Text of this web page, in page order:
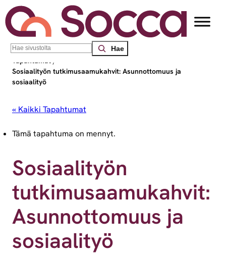
Search
Socca – Etelä-Suomen sosiaalialan osaamiskeskus
Tapahtumat /
Sosiaalityön tutkimusaamukahvit: Asunnottomuus ja
sosiaalityö
« Kaikki Tapahtumat
Tämä tapahtuma on mennyt.
Sosiaalityön
tutkimusaamukahvit:
Asunnottomuus ja
sosiaalityö